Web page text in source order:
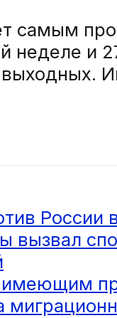
самым
неделе и
России
вызвал